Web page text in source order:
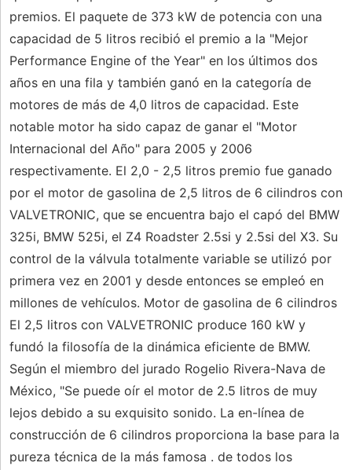
premios. El paquete de 373 kW de potencia con una
capacidad de 5 litros recibió el premio a la "Mejor
Performance Engine of the Year" en los últimos dos
años en una fila y también ganó en la categoría de
motores de más de 4,0 litros de capacidad. Este
notable motor ha sido capaz de ganar el "Motor
Internacional del Año" para 2005 y 2006
respectivamente. El 2,0 - 2,5 litros premio fue ganado
por el motor de gasolina de 2,5 litros de 6 cilindros con
VALVETRONIC, que se encuentra bajo el capó del BMW
325i, BMW 525i, el Z4 Roadster 2.5si y 2.5si del X3. Su
control de la válvula totalmente variable se utilizó por
primera vez en 2001 y desde entonces se empleó en
millones de vehículos. Motor de gasolina de 6 cilindros
El 2,5 litros con VALVETRONIC produce 160 kW y
fundó la filosofía de la dinámica eficiente de BMW.
Según el miembro del jurado Rogelio Rivera-Nava de
México, "Se puede oír el motor de 2.5 litros de muy
lejos debido a su exquisito sonido. La en-línea de
construcción de 6 cilindros proporciona la base para la
pureza técnica de la más famosa . de todos los